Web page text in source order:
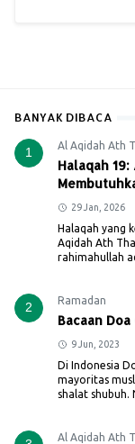
BANYAK DIBACA
1 Al Aqidah Ath
Halaqah
29 Jan, 2026
Halaqah yang
Aqidah Ath
rahimahullah
2 Ramadan
Bacaan
9 Jun, 2023
Di Indonesia
mayoritas
shalat shubuh.
Al Aqidah Ath